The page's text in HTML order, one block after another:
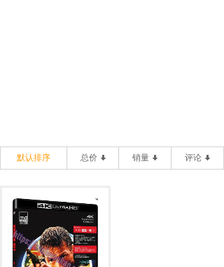
默认排序 总价 销量 评论